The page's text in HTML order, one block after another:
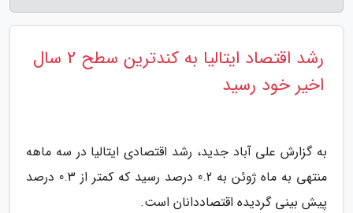
رشد اقتصاد ایتالیا به کندترین سطح 2 سال
اخیر خود رسید
به گزارش علی آباد جدید، رشد اقتصادی ایتالیا در سه ماهه
منتهی به ماه ژوئن به 0.2 درصد رسید که کمتر از 0.3 درصد
پیش بینی گردیده اقتصاددانان است.